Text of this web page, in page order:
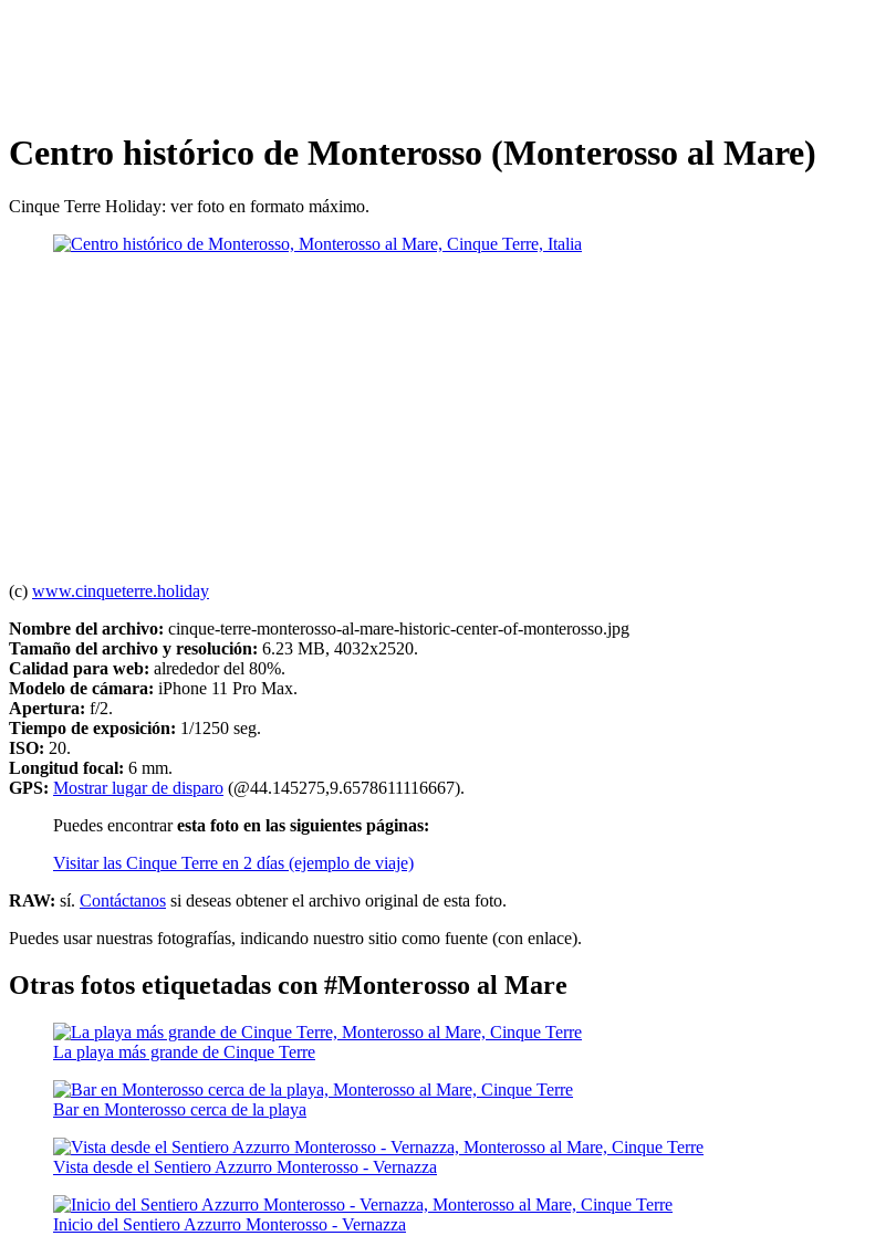
Centro histórico de Monterosso (Monterosso al Mare)
Cinque Terre Holiday: ver foto en formato máximo.
(c) www.cinqueterre.holiday
Nombre del archivo: cinque-terre-monterosso-al-mare-historic-center-of-monterosso.jpg
Tamaño del archivo y resolución: 6.23 MB, 4032x2520.
Calidad para web: alrededor del 80%.
Modelo de cámara: iPhone 11 Pro Max.
Apertura: f/2.
Tiempo de exposición: 1/1250 seg.
ISO: 20.
Longitud focal: 6 mm.
GPS: Mostrar lugar de disparo (@44.145275,9.6578611116667).
Puedes encontraresta foto en las siguientes páginas:
Visitar las Cinque Terre en 2 días (ejemplo de viaje)
RAW: sí. Contáctanos si deseas obtener el archivo original de esta foto.
Puedes usar nuestras fotografías, indicando nuestro sitio como fuente (con enlace).
Otras fotos etiquetadas con #Monterosso al Mare
La playa más grande de Cinque Terre
Bar en Monterosso cerca de la playa
Vista desde el Sentiero Azzurro Monterosso - Vernazza
Inicio del Sentiero Azzurro Monterosso - Vernazza